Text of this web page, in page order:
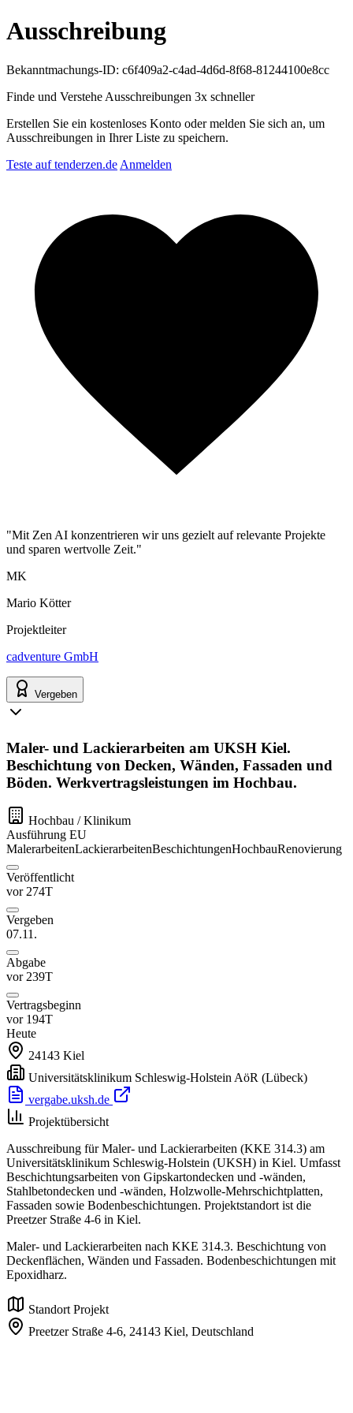
Ausschreibung
Bekanntmachungs-ID: c6f409a2-c4ad-4d6d-8f68-81244100e8cc
Finde und Verstehe Ausschreibungen 3x schneller
Erstellen Sie ein kostenloses Konto oder melden Sie sich an, um
Ausschreibungen in Ihrer Liste zu speichern.
Teste auf tenderzen.de Anmelden
"Mit Zen AI konzentrieren wir uns gezielt auf relevante Projekte
und sparen wertvolle Zeit."
MK
Mario Kötter
Projektleiter
cadventure GmbH
Vergeben
Maler- und Lackierarbeiten am UKSH Kiel.
Beschichtung von Decken, Wänden, Fassaden und
Böden. Werkvertragsleistungen im Hochbau.
Hochbau / Klinikum
Ausführung EU
MalerarbeitenLackierarbeitenBeschichtungenHochbauRenovierung
Veröffentlicht
vor 274T
Vergeben
07.11.
Abgabe
vor 239T
Vertragsbeginn
vor 194T
Heute
24143 Kiel
Universitätsklinikum Schleswig-Holstein AöR (Lübeck)
vergabe.uksh.de
Projektübersicht
Ausschreibung für Maler- und Lackierarbeiten (KKE 314.3) am
Universitätsklinikum Schleswig-Holstein (UKSH) in Kiel. Umfasst
Beschichtungsarbeiten von Gipskartondecken und -wänden,
Stahlbetondecken und -wänden, Holzwolle-Mehrschichtplatten,
Fassaden sowie Bodenbeschichtungen. Projektstandort ist die
Preetzer Straße 4-6 in Kiel.
Maler- und Lackierarbeiten nach KKE 314.3. Beschichtung von
Deckenflächen, Wänden und Fassaden. Bodenbeschichtungen mit
Epoxidharz.
Standort Projekt
Preetzer Straße 4-6, 24143 Kiel, Deutschland